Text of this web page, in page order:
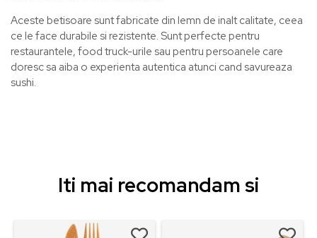
Aceste betisoare sunt fabricate din lemn de inalt calitate, ceea
ce le face durabile si rezistente. Sunt perfecte pentru
restaurantele, food truck-urile sau pentru persoanele care
doresc sa aiba o experienta autentica atunci cand savureaza
sushi.
Iti mai recomandam si